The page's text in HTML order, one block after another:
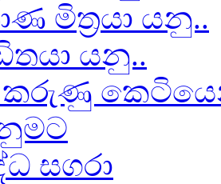
මිත්‍රයා යනු..
යනු..
කරුණු
සගරා